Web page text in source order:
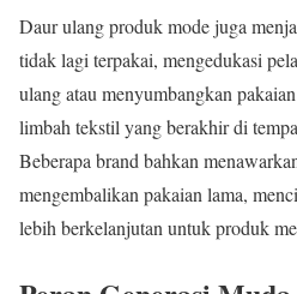
Daur ulang produk mode juga
tidak lagi terpakai, mengedukasi
ulang atau menyumbangkan
limbah tekstil yang berakhir di
Beberapa brand bahkan
mengembalikan pakaian lama,
lebih berkelanjutan untuk produk